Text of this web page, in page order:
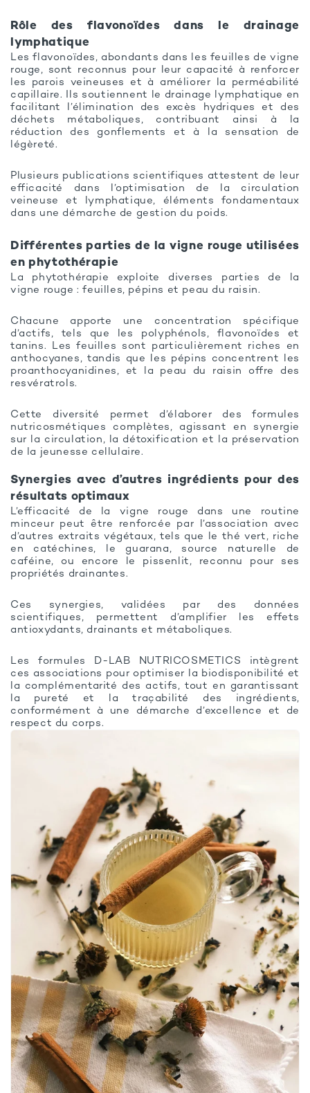
Rôle des flavonoïdes dans le drainage
lymphatique
Les flavonoïdes, abondants dans les feuilles de vigne
rouge, sont reconnus pour leur capacité à renforcer
les parois veineuses et à améliorer la perméabilité
capillaire. Ils soutiennent le drainage lymphatique en
facilitant l’élimination des excès hydriques et des
déchets métaboliques, contribuant ainsi à la
réduction des gonflements et à la sensation de
légèreté.
Plusieurs publications scientifiques attestent de leur
efficacité dans l’optimisation de la circulation
veineuse et lymphatique, éléments fondamentaux
dans une démarche de gestion du poids.
Différentes parties de la vigne rouge utilisées
en phytothérapie
La phytothérapie exploite diverses parties de la
vigne rouge : feuilles, pépins et peau du raisin.
Chacune apporte une concentration spécifique
d’actifs, tels que les polyphénols, flavonoïdes et
tanins. Les feuilles sont particulièrement riches en
anthocyanes, tandis que les pépins concentrent les
proanthocyanidines, et la peau du raisin offre des
resvératrols.
Cette diversité permet d’élaborer des formules
nutricosmétiques complètes, agissant en synergie
sur la circulation, la détoxification et la préservation
de la jeunesse cellulaire.
Synergies avec d’autres ingrédients pour des
résultats optimaux
L’efficacité de la vigne rouge dans une routine
minceur peut être renforcée par l’association avec
d’autres extraits végétaux, tels que le thé vert, riche
en catéchines, le guarana, source naturelle de
caféine, ou encore le pissenlit, reconnu pour ses
propriétés drainantes.
Ces synergies, validées par des données
scientifiques, permettent d’amplifier les effets
antioxydants, drainants et métaboliques.
Les formules D-LAB NUTRICOSMETICS intègrent
ces associations pour optimiser la biodisponibilité et
la complémentarité des actifs, tout en garantissant
la pureté et la traçabilité des ingrédients,
conformément à une démarche d’excellence et de
respect du corps.